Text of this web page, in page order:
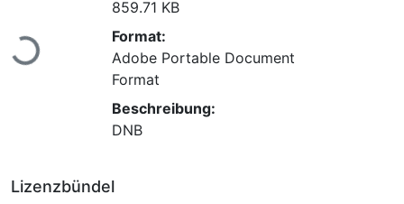
Lade...
859.71 KB
Format:
Adobe Portable Document
Format
Beschreibung:
DNB
Lizenzbündel